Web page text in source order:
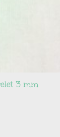
3 mm